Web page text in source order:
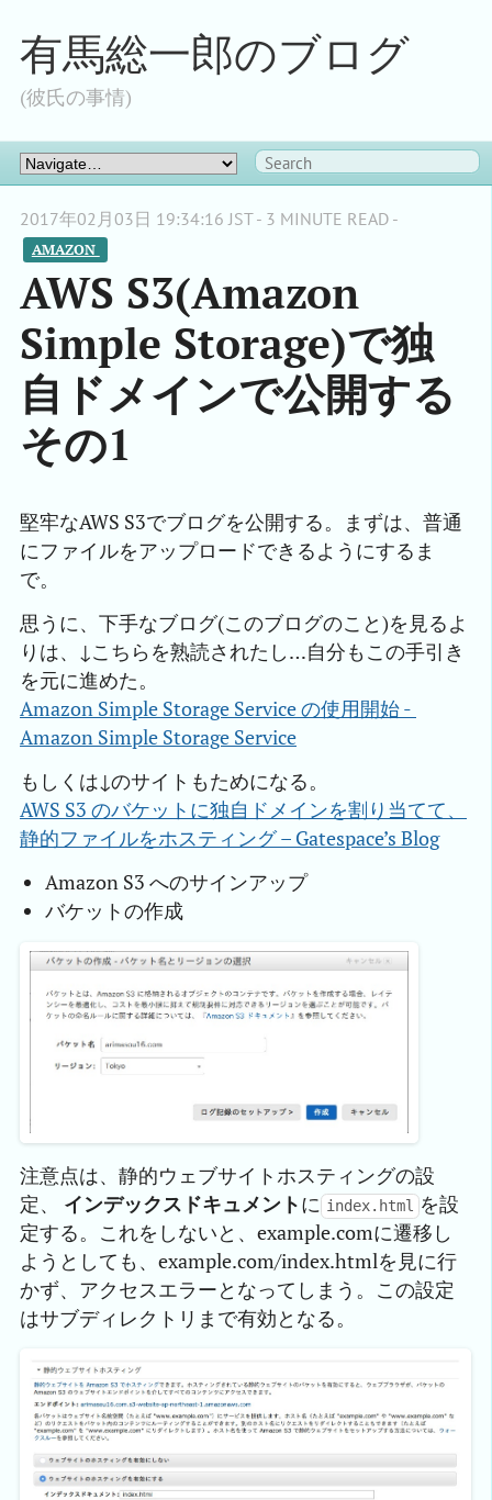
有馬総一郎のブログ
(彼氏の事情)
2017年02月03日 19:34:16 JST - 3 MINUTE READ -
AMAZON
AWS S3(Amazon
Simple Storage)で独
自ドメインで公開する
その1
堅牢なAWS S3でブログを公開する。まずは、普通
にファイルをアップロードできるようにするま
で。
思うに、下手なブログ(このブログのこと)を見るよ
りは、↓こちらを熟読されたし…自分もこの手引き
を元に進めた。
Amazon Simple Storage Service の使用開始 -
Amazon Simple Storage Service
もしくは↓のサイトもためになる。
AWS S3 のバケットに独自ドメインを割り当てて、
静的ファイルをホスティング – Gatespace’s Blog
Amazon S3 へのサインアップ
バケットの作成
注意点は、静的ウェブサイトホスティングの設
定、 インデックスドキュメントに index.html
を設
定する。これをしないと、example.comに遷移し
ようとしても、example.com/index.htmlを見に行
かず、アクセスエラーとなってしまう。この設定
はサブディレクトリまで有効となる。